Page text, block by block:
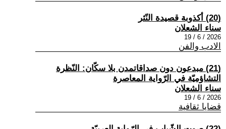
(20) أكذوبة قصيدة النّثر
سناء الشعلان
2026 / 6 / 19
الادب والفن
(21) مبدعون دون صداقاتمدن بلا سكّان: النّظرة
التشاؤميّة في الرّواية المعاصرة
سناء الشعلان
2026 / 6 / 19
قضايا ثقافية